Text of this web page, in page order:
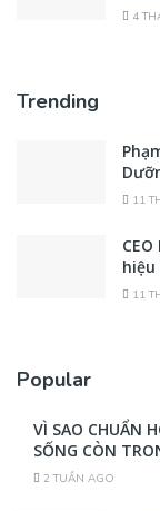
4
Trending
11
hiệu
11
Popular
VÌ SAO CHUẨN
SỐNG CÒN
2 TUẦN AGO